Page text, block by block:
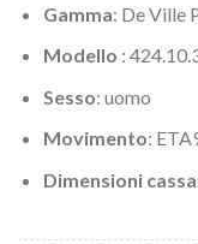
Gamma: De Ville
Modello :
Sesso: uomo
Movimento:
Dimensioni cassa